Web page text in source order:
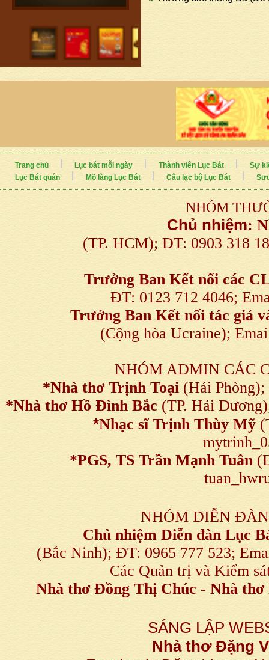
Trang chủ Lục bát mỗi ngày Thành viên Lục Bát
Sự
Lục Bát quán
Mõ làng Lục Bát Câu lạc bộ Lục Bát
NHÓM
Chủ nhiệm:
(TP. HCM); ĐT: 0903 318
Trưởng Ban Kết nối các
ĐT: 0123 712 4046;
Trưởng Ban Kết nối tác giả
(Cộng hòa Ucraine);
NHÓM ADMIN CÁC
*Nhà thơ Trịnh Toại (Hải
*Nhà thơ Hồ Đình Bắc (TP. Hải
*Nhạc sĩ Trịnh Thùy Mỹ
*PGS, TS Trần Mạnh Tuân
NHÓM DIỄN
Chủ nhiệm Diễn đàn Lục
(Bắc Ninh); ĐT: 0965 777 523;
Các Quản trị và Kiểm
Nhà thơ Đồng Thị Chúc - Nhà thơ
SÁNG LẬP
Nhà thơ Đặng